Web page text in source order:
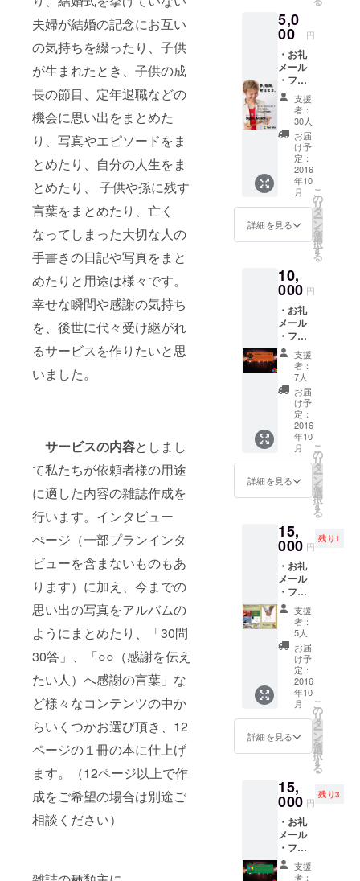
夫婦が結婚の記念にお互い
の気持ちを綴ったり、子供
が生まれたとき、子供の成
長の節目、定年退職などの
機会に思い出をまとめた
り、写真やエピソードをま
とめたり、自分の人生をま
とめたり、 子供や孫に残す
言葉をまとめたり、亡く
なってしまった大切な人の
手書きの日記や写真をまと
めたりと用途は様々です。
幸せな瞬間や感謝の気持ち
を、後世に代々受け継がれ
るサービスを作りたいと思
いました。
サービスの内容としまし
て私たちが依頼者様の用途
に適した内容の雑誌作成を
行います。インタビュー
ぺージ（一部プランインタ
ビューを含まないものもあ
ります）に加え、今までの
思い出の写真をアルバムの
ようにまとめたり、「30問
30答」、「○○（感謝を伝え
たい人）へ感謝の言葉」な
ど様々なコンテンツの中か
らいくつかお選び頂き、12
ページの１冊の本に仕上げ
ます。（12ページ以上で作
成をご希望の場合は別途ご
相談ください）
のため、
日々準備を
進めていま
す。
・人と人を
繋げ、輪を
大きくする
イベントや
アーティス
トイベント
も開催。
からラ
ンダム
でお届
けしま
す） ・
フリー
ペー
パー
「協力
者」に
名前・
法人、
店舗名
記載又
はフ
リー
ペー
の感謝
の言葉
セージ
を記載
（140文
字以
内） ・
スポボ
イス
テッ
カー
5,0
00 円
・お礼
メール
・フ
リー
ペー
パー
（３名
のアー
ティス
トイン
ビュー
を記載
予定
で、表
からラ
ンダム
でお届
けしま
す） ・
フリー
ペー
パー
「協力
者」に
名前・
法人、
店舗名
記載又
はフ
リー
ペー
の感謝
の言葉
セージ
を記載
（140文
字以
内） ・
スポボ
イス
テッ
カー&缶
バッチ
・Spot
Voiceイ
ベント
（都内
名様
分）
支援
者：
30人
お届
け予
定：
2016
年10
月
詳細を見る
こ
の
リ
タ
ー
ン
を
選
択
す
る
10,
000 円
・お礼
メール
・フ
リー
ペー
パー
（３名
のアー
ティス
トイン
ビュー
を記載
予定
で、表
からラ
ンダム
でお届
けしま
す） ・
フリー
ペー
パー
「協力
者」に
名前・
法人、
店舗名
記載又
はフ
リー
ペー
の感謝
の言葉
セージ
を記載
（140文
字以
内） ・
支援
者：
7人
お届
け予
定：
2016
年10
月
詳細を見る
こ
の
リ
タ
ー
ン
を
選
択
す
る
15,
000 円
残り1
・お礼
メール
・フ
リー
ペー
パー
（３名
のアー
ティス
トイン
ビュー
を記載
予定
で、表
からラ
ンダム
でお届
けしま
す） ・
フリー
ペー
パーの
支援
者：
5人
お届
け予
定：
2016
年10
月
詳細を見る
こ
の
リ
タ
ー
ン
を
選
択
す
る
15,
000 円
残り3
・お礼
メール
・フ
リー
ペー支援
者：